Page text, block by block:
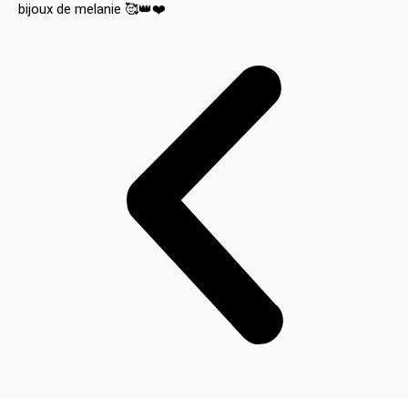
bijoux de melanie 🥰👑❤️